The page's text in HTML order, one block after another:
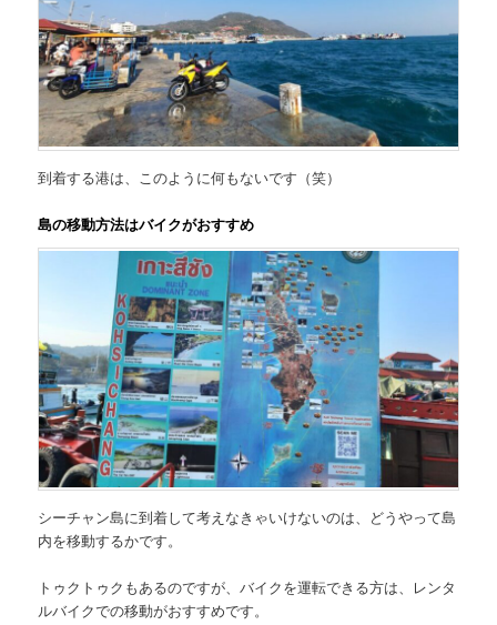
到着する港は、このように何もないです（笑）
島の移動方法はバイクがおすすめ
シーチャン島に到着して考えなきゃいけないのは、どうやって島
内を移動するかです。
トゥクトゥクもあるのですが、バイクを運転できる方は、レンタ
ルバイクでの移動がおすすめです。